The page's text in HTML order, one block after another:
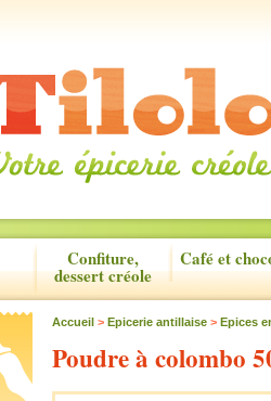
Confiture,
dessert créole
Café et
Accueil > Epicerie antillaise > Epices
Poudre à colombo